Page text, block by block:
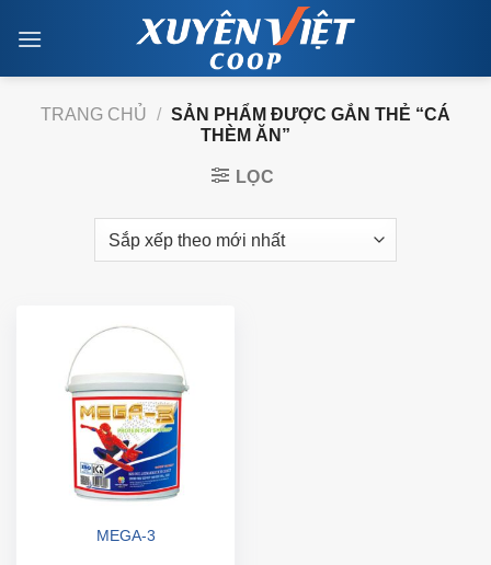
TRANG CHỦ / SẢN PHẨM ĐƯỢC GẮN THẺ “CÁ
THÈM ĂN”
LỌC
MEGA-3